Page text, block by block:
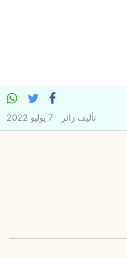
تأليف زائر 7 يوليو 2022